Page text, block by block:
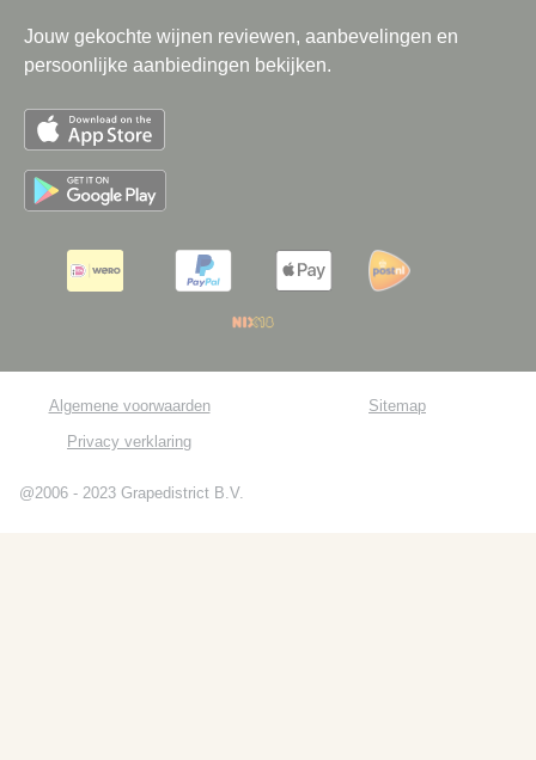
Jouw gekochte wijnen reviewen, aanbevelingen en
persoonlijke aanbiedingen bekijken.
Algemene voorwaarden
Privacy verklaring
Sitemap
@2006 - 2023 Grapedistrict B.V.